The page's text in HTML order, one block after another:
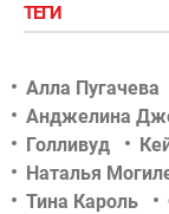
ТЕГИ
Алла Пугачева
Анджелина
Голливуд
Наталья
Тина Кароль